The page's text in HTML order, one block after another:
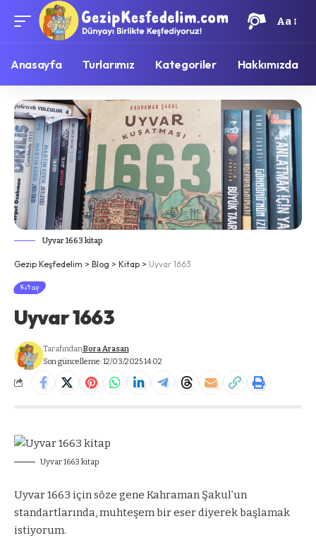
Aa
Anasayfa Turlarımız Kategoriler Hakkımızda
Uyvar 1663 kitap
Gezip Keşfedelim > Blog > Kitap > Uyvar 1663
Kitap
Uyvar 1663
Son güncelleme: 12/03/2025 14:02
TarafındanBora Arasan
Uyvar 1663 kitap
Uyvar 1663 için söze gene Kahraman Şakul’un
standartlarında, muhteşem bir eser diyerek başlamak
istiyorum.